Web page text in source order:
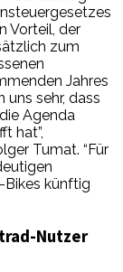
Vorteil, der
zum
Jahres
uns sehr, dass
Agenda
hat”,
Tumat. “Für
Bikes künftig
Nutzer